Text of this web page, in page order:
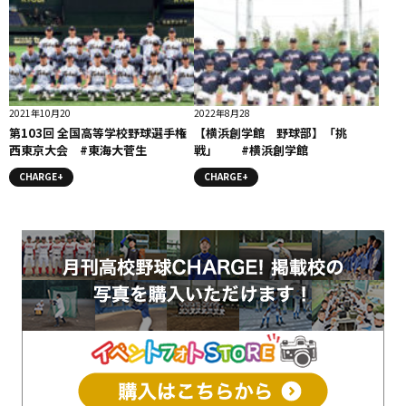
2021年10月20
第103回 全国高等学校野球選手権
西東京大会 #東海大菅生
CHARGE+
2022年8月28
【横浜創学館 野球部】「挑
戦」 #横浜創学館
CHARGE+